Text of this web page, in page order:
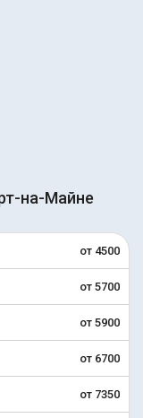
на-Майне
от 4500
от 5700
от 5900
от 6700
от 7350